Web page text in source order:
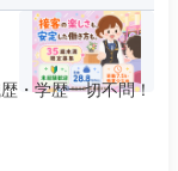
・学歴一切不問！